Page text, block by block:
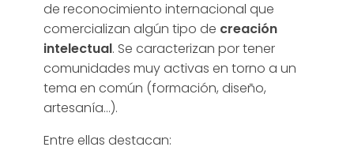
de reconocimiento internacional que
comercializan algún tipo de creación
intelectual. Se caracterizan por tener
comunidades muy activas en torno a un
tema en común (formación, diseño,
artesanía…).
Entre ellas destacan: